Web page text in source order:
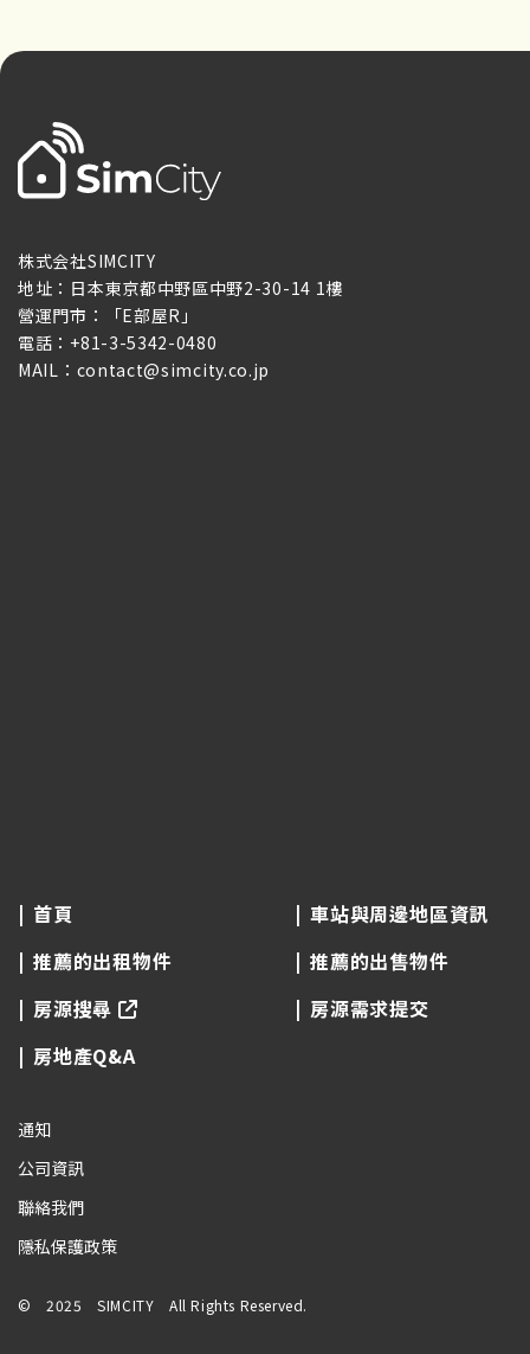
株式会社SIMCITY
地址：日本東京都中野區中野2-30-14 1樓
營運門市：「E部屋R」
電話：+81-3-5342-0480
MAIL：contact@simcity.co.jp
首頁
車站與周邊地區資訊
推薦的出租物件
推薦的出售物件
房源搜尋
房源需求提交
房地產Q&A
通知
公司資訊
聯絡我們
隱私保護政策
© 2025 SIMCITY All Rights Reserved.